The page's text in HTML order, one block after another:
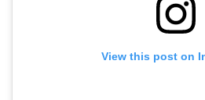
View this post on